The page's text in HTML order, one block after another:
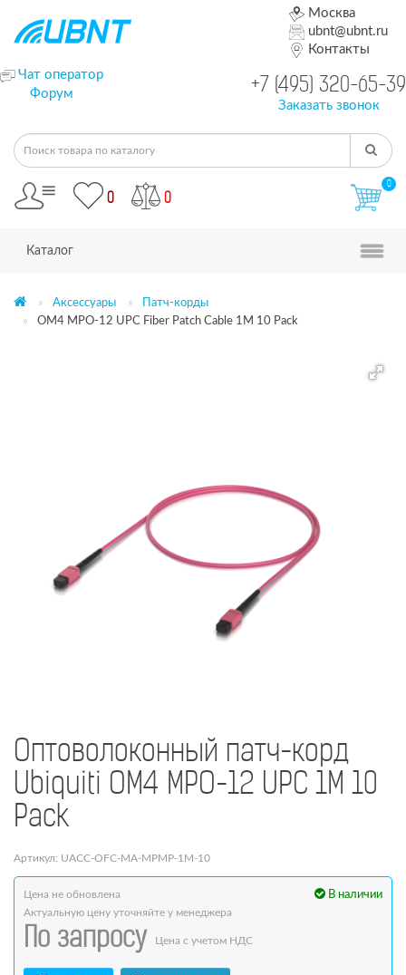
Москва
ubnt@ubnt.ru
Контакты
Чат оператор
Форум
+7 (495) 320-65-39
Заказать звонок
0 0
0
Каталог
Аксессуары
Патч-корды
OM4 MPO-12 UPC Fiber Patch Cable 1M 10 Pack
Оптоволоконный патч-корд
Ubiquiti OM4 MPO-12 UPC 1M 10
Pack
Артикул: UACC-OFC-MA-MPMP-1M-10
В наличии
Цена не обновлена
Актуальную цену уточняйте у менеджера
По запросу Цена с учетом НДС